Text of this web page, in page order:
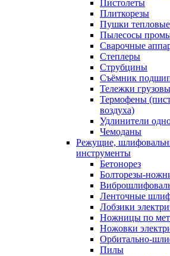
Пистолеты
Плиткорезы
Пушки тепловые
Пылесосы
Сварочные
Степлеры
Струбцины
Съёмник
Тележки
Термофены
воздуха)
Удлинители
Чемоданы
Режущие,
инструменты
Бетонорез
Болторезы-
Ленточные
Лобзики
Ножницы по
Ножовки
Орбитально-
Пилы